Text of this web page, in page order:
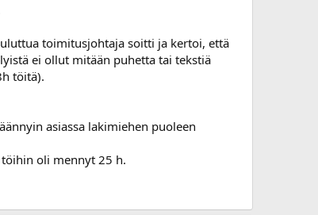
toimitusjohtaja soitti ja kertoi, että
ei ollut mitään puhetta tai tekstiä
töitä).
asiassa lakimiehen puoleen
oli mennyt 25 h.